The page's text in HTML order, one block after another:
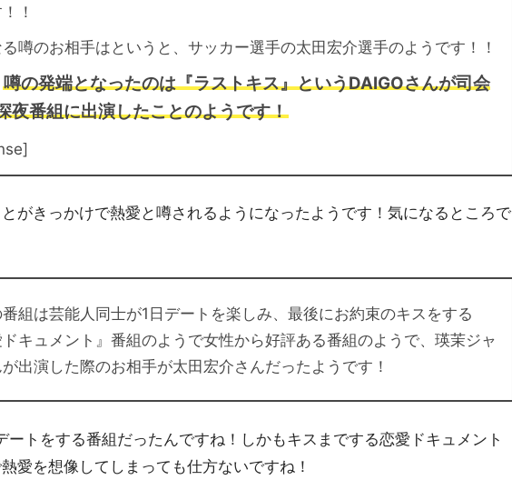
！
噂のお相手はというと、サッカー選手の太田宏介選手のようです！！
噂の発端となったのは『ラストキス』というDAIGOさんが司会
夜番組に出演したことのようです！
がきっかけで熱愛と噂されるようになったようです！気になるところで
組は芸能人同士が1日デートを楽しみ、最後にお約束のキスをする
ドキュメント』番組のようで女性から好評ある番組のようで、瑛茉ジャ
出演した際のお相手が太田宏介さんだったようです！
ートをする番組だったんですね！しかもキスまでする恋愛ドキュメント
愛を想像してしまっても仕方ないですね！